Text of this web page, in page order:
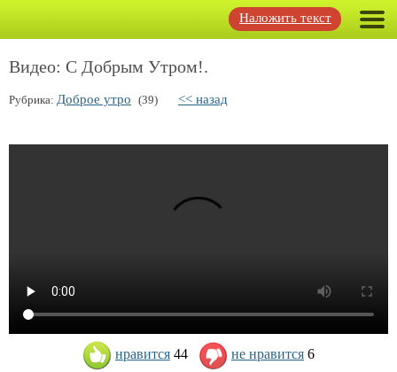
Наложить текст
Видео: С Добрым Утром!.
Рубрика: Доброе утро (39) << назад
нравится 44 не нравится 6